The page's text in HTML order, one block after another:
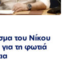
του Νίκου
τη φωτιά